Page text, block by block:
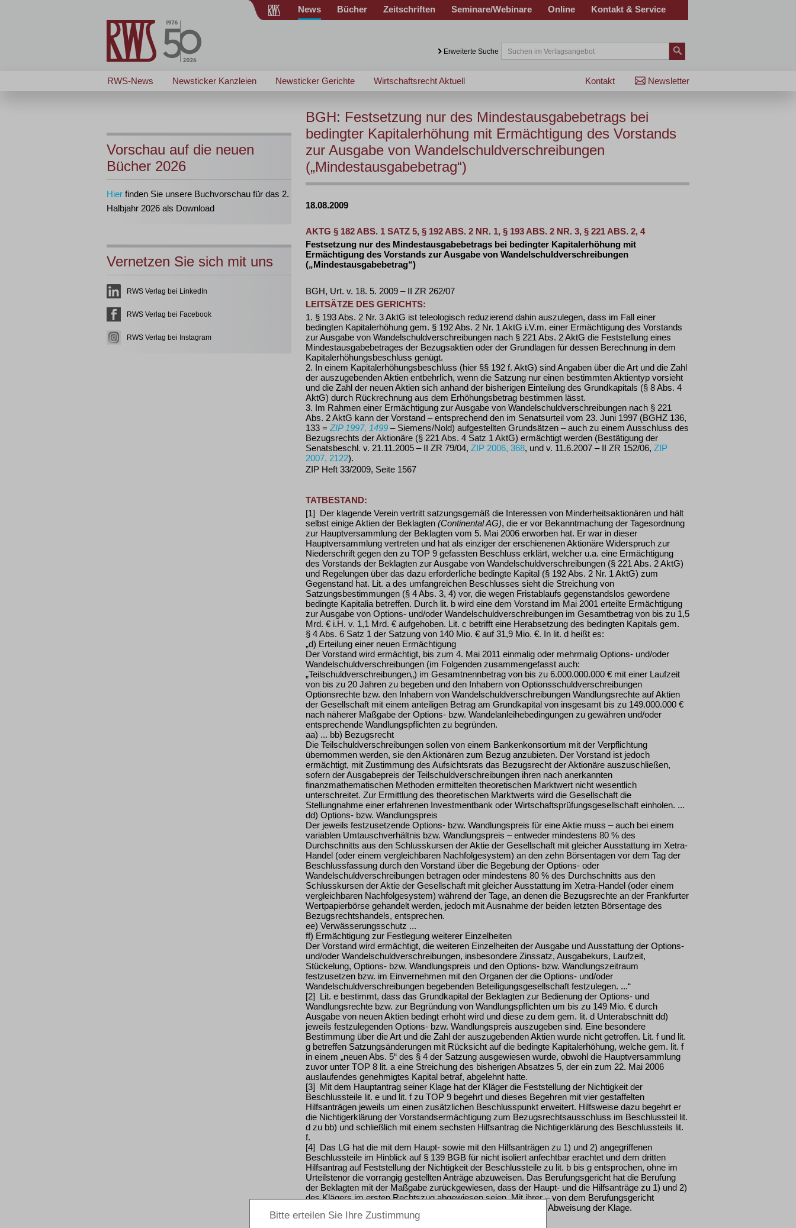
News Bücher Zeitschriften Seminare/Webinare Online Kontakt & Service
Erweiterte Suche
RWS-News Newsticker Kanzleien Newsticker Gerichte Wirtschaftsrecht Aktuell Newsletter
Kontakt
Vorschau auf die neuen
Bücher 2026
Hier finden Sie unsere Buchvorschau für das 2.
Halbjahr 2026 als Download
Vernetzen Sie sich mit uns
RWS Verlag bei LinkedIn
RWS Verlag bei Facebook
RWS Verlag bei Instagram
BGH: Festsetzung nur des Mindestausgabebetrags bei
bedingter Kapitalerhöhung mit Ermächtigung des Vorstands
zur Ausgabe von Wandelschuldverschreibungen
(„Mindestausgabebetrag“)
18.08.2009
AKTG § 182 ABS. 1 SATZ 5, § 192 ABS. 2 NR. 1, § 193 ABS. 2 NR. 3, § 221 ABS. 2, 4
Festsetzung nur des Mindestausgabebetrags bei bedingter Kapitalerhöhung mit
Ermächtigung des Vorstands zur Ausgabe von Wandelschuldverschreibungen
(„Mindestausgabebetrag“)
BGH, Urt. v. 18. 5. 2009 – II ZR 262/07
LEITSÄTZE DES GERICHTS:
1. § 193 Abs. 2 Nr. 3 AktG ist teleologisch reduzierend dahin auszulegen, dass im Fall einer
bedingten Kapitalerhöhung gem. § 192 Abs. 2 Nr. 1 AktG i.V.m. einer Ermächtigung des Vorstands
zur Ausgabe von Wandelschuldverschreibungen nach § 221 Abs. 2 AktG die Feststellung eines
Mindestausgabebetrages der Bezugsaktien oder der Grundlagen für dessen Berechnung in dem
Kapitalerhöhungsbeschluss genügt.
2. In einem Kapitalerhöhungsbeschluss (hier §§ 192 f. AktG) sind Angaben über die Art und die Zahl
der auszugebenden Aktien entbehrlich, wenn die Satzung nur einen bestimmten Aktientyp vorsieht
und die Zahl der neuen Aktien sich anhand der bisherigen Einteilung des Grundkapitals (§ 8 Abs. 4
AktG) durch Rückrechnung aus dem Erhöhungsbetrag bestimmen lässt.
3. Im Rahmen einer Ermächtigung zur Ausgabe von Wandelschuldverschreibungen nach § 221
Abs. 2 AktG kann der Vorstand – entsprechend den im Senatsurteil vom 23. Juni 1997 (BGHZ 136,
133 = ZIP 1997, 1499 – Siemens/Nold) aufgestellten Grundsätzen – auch zu einem Ausschluss des
Bezugsrechts der Aktionäre (§ 221 Abs. 4 Satz 1 AktG) ermächtigt werden (Bestätigung der
Senatsbeschl. v. 21.11.2005 – II ZR 79/04, ZIP 2006, 368, und v. 11.6.2007 – II ZR 152/06, ZIP
2007, 2122).
ZIP Heft 33/2009, Seite 1567
TATBESTAND:
[1] Der klagende Verein vertritt satzungsgemäß die Interessen von Minderheitsaktionären und hält
selbst einige Aktien der Beklagten (Continental AG), die er vor Bekanntmachung der Tagesordnung
zur Hauptversammlung der Beklagten vom 5. Mai 2006 erworben hat. Er war in dieser
Hauptversammlung vertreten und hat als einziger der erschienenen Aktionäre Widerspruch zur
Niederschrift gegen den zu TOP 9 gefassten Beschluss erklärt, welcher u.a. eine Ermächtigung
des Vorstands der Beklagten zur Ausgabe von Wandelschuldverschreibungen (§ 221 Abs. 2 AktG)
und Regelungen über das dazu erforderliche bedingte Kapital (§ 192 Abs. 2 Nr. 1 AktG) zum
Gegenstand hat. Lit. a des umfangreichen Beschlusses sieht die Streichung von
Satzungsbestimmungen (§ 4 Abs. 3, 4) vor, die wegen Fristablaufs gegenstandslos gewordene
bedingte Kapitalia betreffen. Durch lit. b wird eine dem Vorstand im Mai 2001 erteilte Ermächtigung
zur Ausgabe von Options- und/oder Wandelschuldverschreibungen im Gesamtbetrag von bis zu 1,5
Mrd. € i.H. v. 1,1 Mrd. € aufgehoben. Lit. c betrifft eine Herabsetzung des bedingten Kapitals gem.
§ 4 Abs. 6 Satz 1 der Satzung von 140 Mio. € auf 31,9 Mio. €. In lit. d heißt es:
„d) Erteilung einer neuen Ermächtigung
Der Vorstand wird ermächtigt, bis zum 4. Mai 2011 einmalig oder mehrmalig Options- und/oder
Wandelschuldverschreibungen (im Folgenden zusammengefasst auch:
„Teilschuldverschreibungen„) im Gesamtnennbetrag von bis zu 6.000.000.000 € mit einer Laufzeit
von bis zu 20 Jahren zu begeben und den Inhabern von Optionsschuldverschreibungen
Optionsrechte bzw. den Inhabern von Wandelschuldverschreibungen Wandlungsrechte auf Aktien
der Gesellschaft mit einem anteiligen Betrag am Grundkapital von insgesamt bis zu 149.000.000 €
nach näherer Maßgabe der Options- bzw. Wandelanleihebedingungen zu gewähren und/oder
entsprechende Wandlungspflichten zu begründen.
aa) ... bb) Bezugsrecht
Die Teilschuldverschreibungen sollen von einem Bankenkonsortium mit der Verpflichtung
übernommen werden, sie den Aktionären zum Bezug anzubieten. Der Vorstand ist jedoch
ermächtigt, mit Zustimmung des Aufsichtsrats das Bezugsrecht der Aktionäre auszuschließen,
sofern der Ausgabepreis der Teilschuldverschreibungen ihren nach anerkannten
finanzmathematischen Methoden ermittelten theoretischen Marktwert nicht wesentlich
unterschreitet. Zur Ermittlung des theoretischen Marktwerts wird die Gesellschaft die
Stellungnahme einer erfahrenen Investmentbank oder Wirtschaftsprüfungsgesellschaft einholen. ...
dd) Options- bzw. Wandlungspreis
Der jeweils festzusetzende Options- bzw. Wandlungspreis für eine Aktie muss – auch bei einem
variablen Umtauschverhältnis bzw. Wandlungspreis – entweder mindestens 80 % des
Durchschnitts aus den Schlusskursen der Aktie der Gesellschaft mit gleicher Ausstattung im Xetra-
Handel (oder einem vergleichbaren Nachfolgesystem) an den zehn Börsentagen vor dem Tag der
Beschlussfassung durch den Vorstand über die Begebung der Options- oder
Wandelschuldverschreibungen betragen oder mindestens 80 % des Durchschnitts aus den
Schlusskursen der Aktie der Gesellschaft mit gleicher Ausstattung im Xetra-Handel (oder einem
vergleichbaren Nachfolgesystem) während der Tage, an denen die Bezugsrechte an der Frankfurter
Wertpapierbörse gehandelt werden, jedoch mit Ausnahme der beiden letzten Börsentage des
Bezugsrechtshandels, entsprechen.
ee) Verwässerungsschutz ...
ff) Ermächtigung zur Festlegung weiterer Einzelheiten
Der Vorstand wird ermächtigt, die weiteren Einzelheiten der Ausgabe und Ausstattung der Options-
und/oder Wandelschuldverschreibungen, insbesondere Zinssatz, Ausgabekurs, Laufzeit,
Stückelung, Options- bzw. Wandlungspreis und den Options- bzw. Wandlungszeitraum
festzusetzen bzw. im Einvernehmen mit den Organen der die Options- und/oder
Wandelschuldverschreibungen begebenden Beteiligungsgesellschaft festzulegen. ...“
[2] Lit. e bestimmt, dass das Grundkapital der Beklagten zur Bedienung der Options- und
Wandlungsrechte bzw. zur Begründung von Wandlungspflichten um bis zu 149 Mio. € durch
Ausgabe von neuen Aktien bedingt erhöht wird und diese zu dem gem. lit. d Unterabschnitt dd)
jeweils festzulegenden Options- bzw. Wandlungspreis auszugeben sind. Eine besondere
Bestimmung über die Art und die Zahl der auszugebenden Aktien wurde nicht getroffen. Lit. f und lit.
g betreffen Satzungsänderungen mit Rücksicht auf die bedingte Kapitalerhöhung, welche gem. lit. f
in einem „neuen Abs. 5“ des § 4 der Satzung ausgewiesen wurde, obwohl die Hauptversammlung
zuvor unter TOP 8 lit. a eine Streichung des bisherigen Absatzes 5, der ein zum 22. Mai 2006
auslaufendes genehmigtes Kapital betraf, abgelehnt hatte.
[3] Mit dem Hauptantrag seiner Klage hat der Kläger die Feststellung der Nichtigkeit der
Beschlussteile lit. e und lit. f zu TOP 9 begehrt und dieses Begehren mit vier gestaffelten
Hilfsanträgen jeweils um einen zusätzlichen Beschlusspunkt erweitert. Hilfsweise dazu begehrt er
die Nichtigerklärung der Vorstandsermächtigung zum Bezugsrechtsausschluss im Beschlussteil lit.
d zu bb) und schließlich mit einem sechsten Hilfsantrag die Nichtigerklärung des Beschlussteils lit.
f.
[4] Das LG hat die mit dem Haupt- sowie mit den Hilfsanträgen zu 1) und 2) angegriffenen
Beschlussteile im Hinblick auf § 139 BGB für nicht isoliert anfechtbar erachtet und dem dritten
Hilfsantrag auf Feststellung der Nichtigkeit der Beschlussteile zu lit. b bis g entsprochen, ohne im
Urteilstenor die vorrangig gestellten Anträge abzuweisen. Das Berufungsgericht hat die Berufung
der Beklagten mit der Maßgabe zurückgewiesen, dass der Haupt- und die Hilfsanträge zu 1) und 2)
des Klägers im ersten Rechtszug abgewiesen seien. Mit ihrer – von dem Berufungsgericht
zugelassenen – Revision erstrebt die Beklagte die vollständige Abweisung der Klage.
ENTSCHEIDUNGSGRÜNDE: